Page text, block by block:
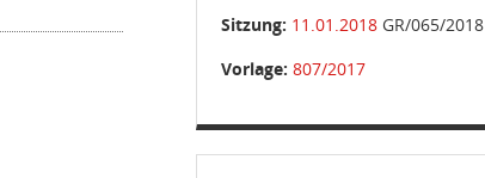
Sitzung: 11.01.2018 GR/065/2018
Vorlage: 807/2017